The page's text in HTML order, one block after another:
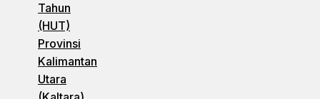
Tahun
(HUT)
Provinsi
Kalimantan
Utara